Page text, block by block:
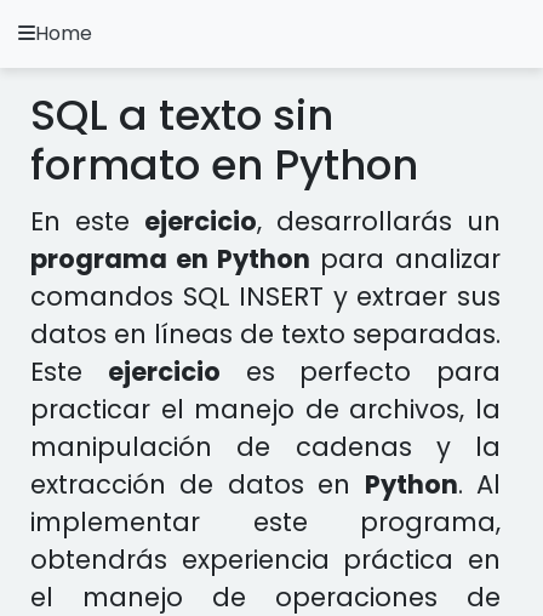
A.
Ejercicios Python
Instalación y Configuración
Metodología Python
Video Tutoriales
Ejercicios en otros Lenguajes
Apps
Home
SQL a texto sin
formato en Python
En este ejercicio, desarrollarás un
programa en Python para analizar
comandos SQL INSERT y extraer sus
datos en líneas de texto separadas.
Este ejercicio es perfecto para
practicar el manejo de archivos, la
manipulación de cadenas y la
extracción de datos en Python. Al
implementar este programa,
obtendrás experiencia práctica en
el manejo de operaciones de